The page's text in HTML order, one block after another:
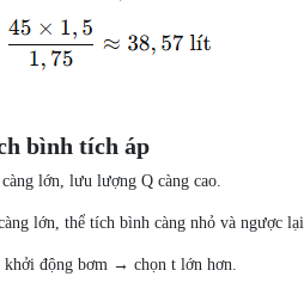
bình tích áp
lớn, lưu lượng Q càng cao.
lớn, thể tích bình càng nhỏ và ngược lại.
khởi động bơm → chọn t lớn hơn.